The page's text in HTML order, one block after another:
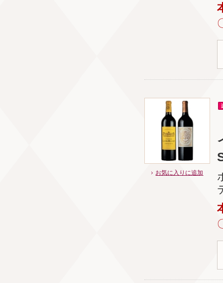
お気に入りに追加